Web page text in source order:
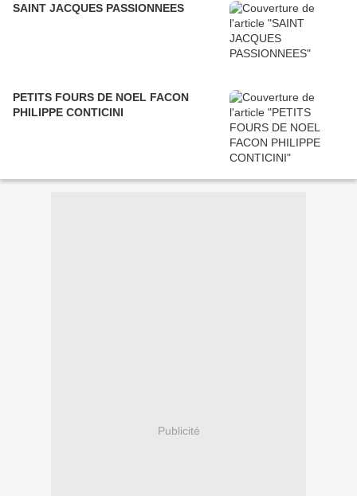
SAINT JACQUES PASSIONNEES
PETITS FOURS DE NOEL FACON
PHILIPPE CONTICINI
Publicité